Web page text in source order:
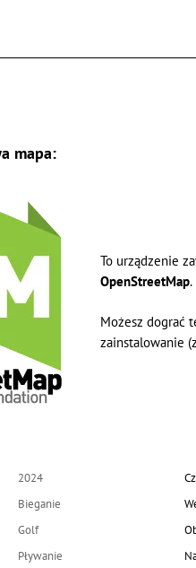
mapa:
To urządzenie
OpenStreetMap.
Możesz dograć
zainstalowanie
2024
Bieganie
Golf
Pływanie